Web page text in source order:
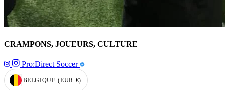
CRAMPONS, JOUEURS, CULTURE
Pro:Direct Soccer
GEOLOCATION BUTTON: BELGIQUE, EUR, €
BELGIQUE (EUR €)